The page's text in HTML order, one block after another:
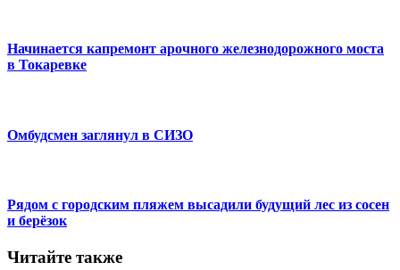
Начинается капремонт арочного железнодорожного моста
в Токаревке
Омбудсмен заглянул в СИЗО
Рядом с городским пляжем высадили будущий лес из сосен
и берёзок
Читайте также